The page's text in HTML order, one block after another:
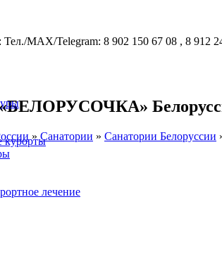
МАХ/Telegram: 8 902 150 67 08 , 8 912
курорты
лечение
» Санатории » Санатории Белоруссии